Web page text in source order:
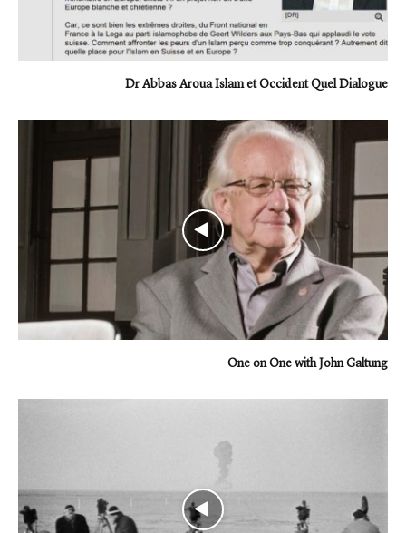
Dr Abbas Aroua Islam et Occident Quel Dialogue
One on One with John Galtung